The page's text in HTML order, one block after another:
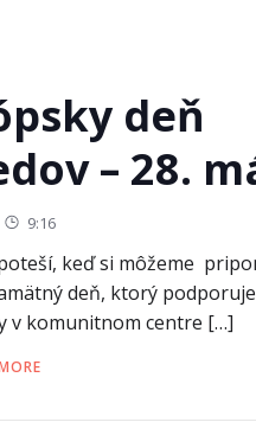
deň
– 28.
9:16
keď si môžeme
deň, ktorý podporuje
v komunitnom centre […]